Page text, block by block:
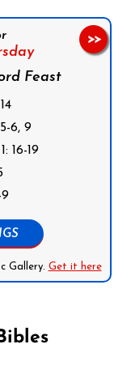
Feast
6, 9
16-19
Gallery. Get it here
>>